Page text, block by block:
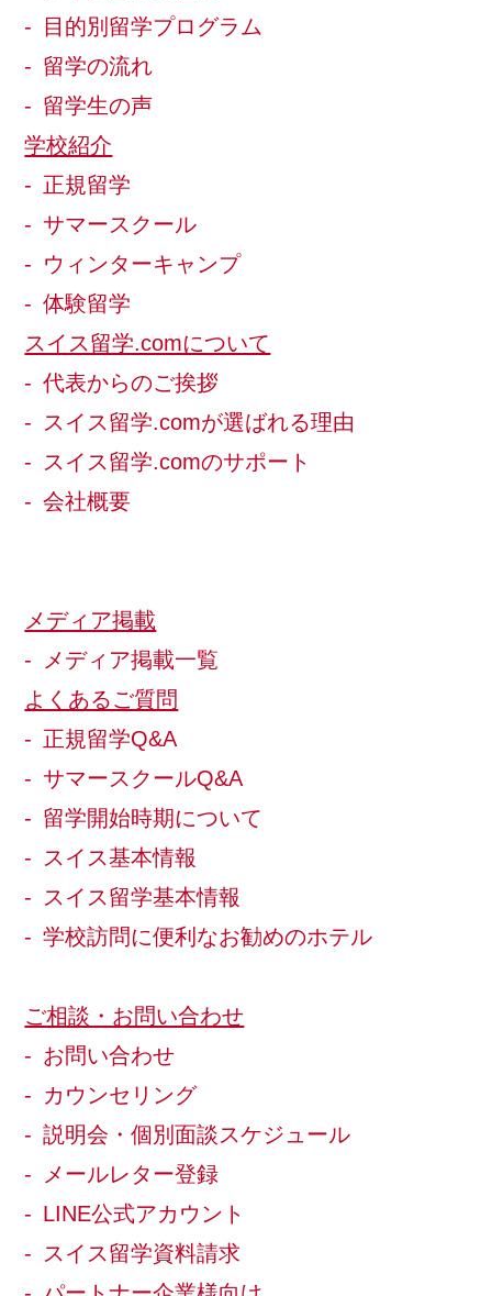
目的別留学プログラム
留学の流れ
留学生の声
学校紹介
正規留学
サマースクール
ウィンターキャンプ
体験留学
スイス留学.comについて
代表からのご挨拶
スイス留学.comが選ばれる理由
スイス留学.comのサポート
会社概要
メディア掲載
メディア掲載一覧
よくあるご質問
正規留学Q&A
サマースクールQ&A
留学開始時期について
スイス基本情報
スイス留学基本情報
学校訪問に便利なお勧めのホテル
ご相談・お問い合わせ
お問い合わせ
カウンセリング
説明会・個別面談スケジュール
メールレター登録
LINE公式アカウント
スイス留学資料請求